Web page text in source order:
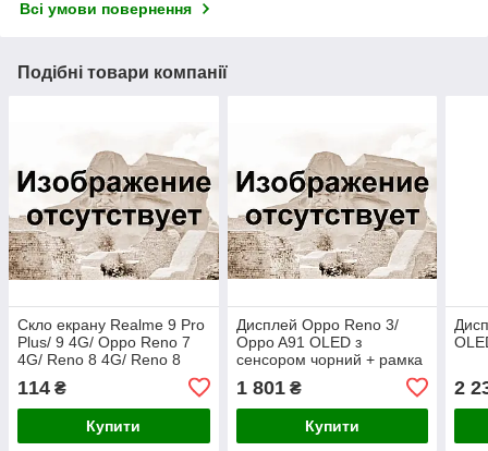
Всі умови повернення
Подібні товари компанії
Скло екрану Realme 9 Pro
Plus/ 9 4G/ Oppo Reno 7
4G/ Reno 8 4G/ Reno 8
Lite 5 чорне + OCA плівка
114 ₴
Купити
Дисплей Oppo Reno 3/
Oppo A91 OLED з
сенсором чорний + рамка
1 801₴
Купити
2